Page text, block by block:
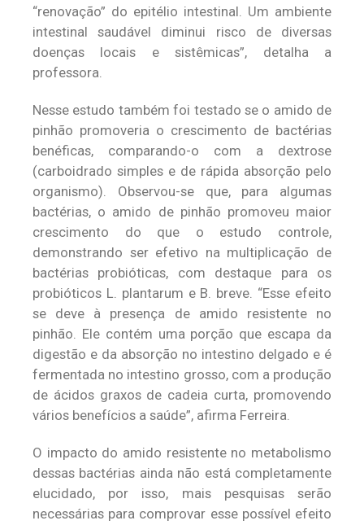
“renovação” do epitélio intestinal. Um ambiente
intestinal saudável diminui risco de diversas
doenças locais e sistêmicas”, detalha a
professora.
Nesse estudo também foi testado se o amido de
pinhão promoveria o crescimento de bactérias
benéficas, comparando-o com a dextrose
(carboidrado simples e de rápida absorção pelo
organismo). Observou-se que, para algumas
bactérias, o amido de pinhão promoveu maior
crescimento do que o estudo controle,
demonstrando ser efetivo na multiplicação de
bactérias probióticas, com destaque para os
probióticos L. plantarum e B. breve. “Esse efeito
se deve à presença de amido resistente no
pinhão. Ele contém uma porção que escapa da
digestão e da absorção no intestino delgado e é
fermentada no intestino grosso, com a produção
de ácidos graxos de cadeia curta, promovendo
vários benefícios a saúde”, afirma Ferreira.
O impacto do amido resistente no metabolismo
dessas bactérias ainda não está completamente
elucidado, por isso, mais pesquisas serão
necessárias para comprovar esse possível efeito